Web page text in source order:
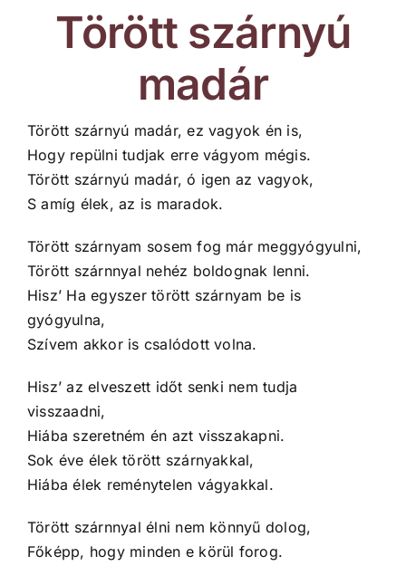
Törött szárnyú
madár
Törött szárnyú madár, ez vagyok én is,
Hogy repülni tudjak erre vágyom mégis.
Törött szárnyú madár, ó igen az vagyok,
S amíg élek, az is maradok.
Törött szárnyam sosem fog már meggyógyulni,
Törött szárnnyal nehéz boldognak lenni.
Hisz’ Ha egyszer törött szárnyam be is
gyógyulna,
Szívem akkor is csalódott volna.
Hisz’ az elveszett időt senki nem tudja
visszaadni,
Hiába szeretném én azt visszakapni.
Sok éve élek törött szárnyakkal,
Hiába élek reménytelen vágyakkal.
Törött szárnnyal élni nem könnyű dolog,
Főképp, hogy minden e körül forog.